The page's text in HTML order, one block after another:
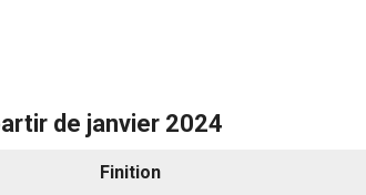
de janvier 2024
Finition